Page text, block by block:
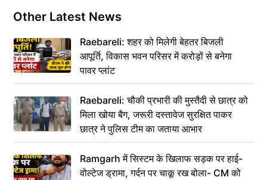
Other Latest News
Raebareli: शहर को मिलेगी बेहतर बिजली
आपूर्ति, विकास भवन परिसर में करोड़ों से बनेगा
पावर प्लांट
Raebareli: चौकी प्रभारी की मुस्तैदी से छात्र को
मिला खोया बैग, जरूरी दस्तावेज सुरक्षित पाकर
छात्र ने पुलिस टीम का जताया आभार
Ramgarh में सिस्टम के खिलाफ सड़क पर हाई-
वोल्टेज ड्रामा, गर्दन पर चाकू रख बोला- CM को